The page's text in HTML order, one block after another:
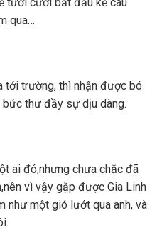
tươi cười bắt đầu kể câu
qua…
tới trường, thì nhận được bó
bức thư đầy sự dịu dàng.
ai đó,nhưng chưa chắc đã
vì vậy gặp được Gia Linh
như một gió lướt qua anh, và